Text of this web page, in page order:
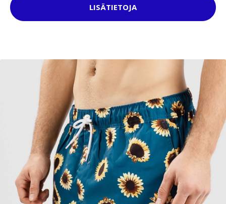
LISÄTIETOJA